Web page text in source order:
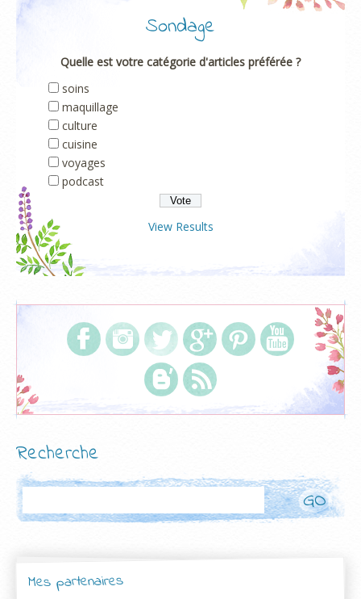
Sondage
Quelle est votre catégorie d'articles préférée ?
soins
maquillage
culture
cuisine
voyages
podcast
View Results
Recherche
Mes partenaires